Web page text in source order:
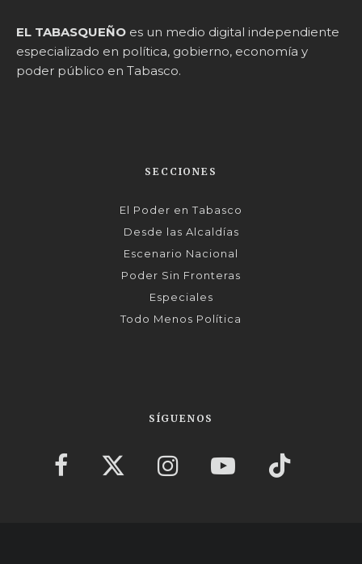
EL TABASQUEÑO es un medio digital independiente
especializado en política, gobierno, economía y
poder público en Tabasco.
SECCIONES
El Poder en Tabasco
Desde las Alcaldías
Escenario Nacional
Poder Sin Fronteras
Especiales
Todo Menos Política
SÍGUENOS